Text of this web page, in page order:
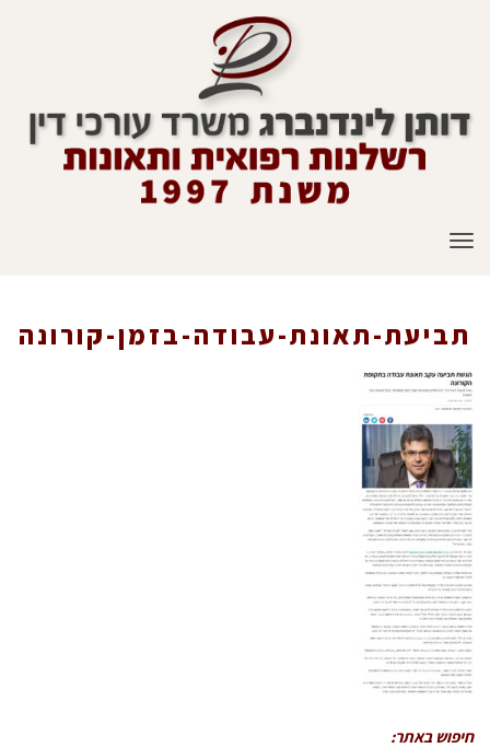
תפריט
ראשי »
Work-Accidents
תביעת-תאונת-עבודה-בזמן-קורונה
חיפוש באתר: